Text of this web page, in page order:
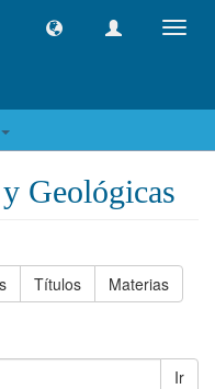
Geológicas
Títulos Materias
Ir